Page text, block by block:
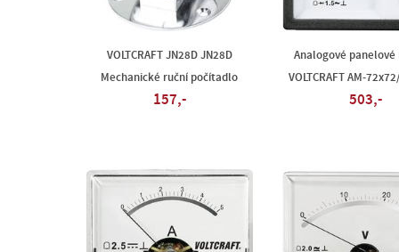
VOLTCRAFT JN28D JN28D
Mechanické ruční počítadlo
157,-
Analogové
VOLTCRAFT AM-
503,-